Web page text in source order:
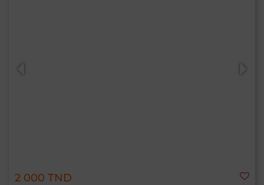
2 000 TND